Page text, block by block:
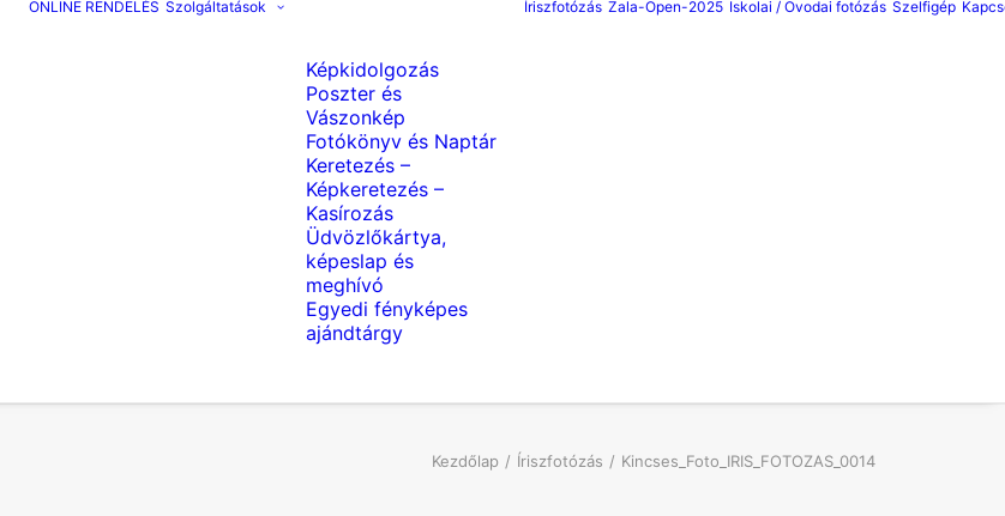
ONLINE RENDELÉS Szolgáltatások
Képkidolgozás
Poszter és
Vászonkép
Fotókönyv és Naptár
Keretezés –
Képkeretezés –
Kasírozás
Üdvözlőkártya,
képeslap és
meghívó
Egyedi fényképes
ajándtárgy
Íriszfotózás Zala-Open-2025 Iskolai / Ovodai fotózás Szelfigép
Kezdőlap Íriszfotózás Kincses_Foto_IRIS_FOTOZAS_0014